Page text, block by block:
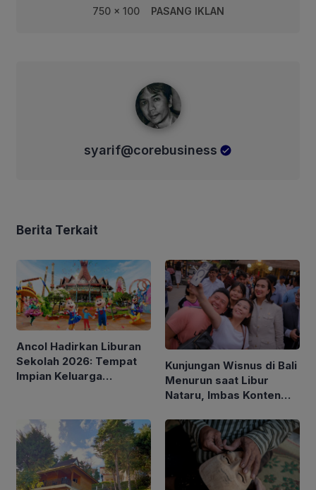
750 x 100 PASANG IKLAN
syarif@corebusiness
Berita Terkait
Ancol Hadirkan Liburan
Sekolah 2026: Tempat
Impian Keluarga
Kunjungan Wisnus di Bali
Menurun saat Libur
Nataru, Imbas Konten